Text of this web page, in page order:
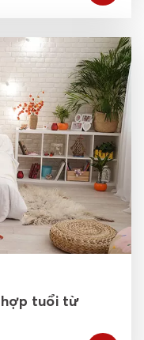
hợp tuổi từ